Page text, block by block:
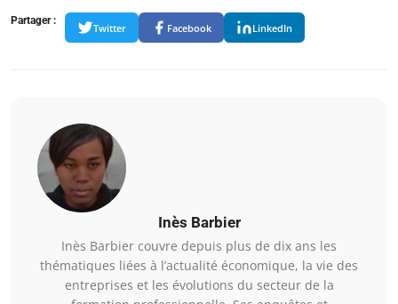
Partager :
Twitter Facebook LinkedIn
Inès Barbier
Inès Barbier couvre depuis plus de dix ans les
thématiques liées à l’actualité économique, la vie des
entreprises et les évolutions du secteur de la